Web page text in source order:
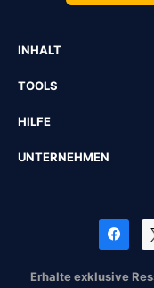
INHALT
TOOLS
HILFE
UNTERNEHMEN
Erhalte exklusive